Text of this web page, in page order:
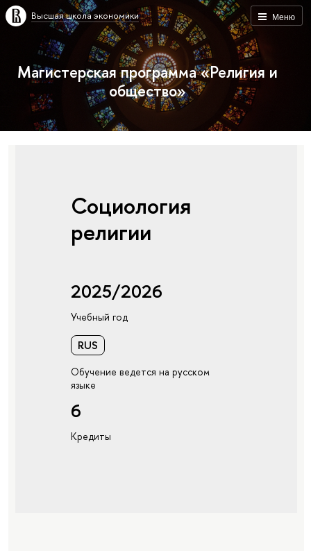
Меню
Высшая школа экономики
Магистерская программа «Религия и
общество»
Социология
религии
2025/2026
Учебный год
RUS
Обучение ведется на русском
языке
6
Кредиты